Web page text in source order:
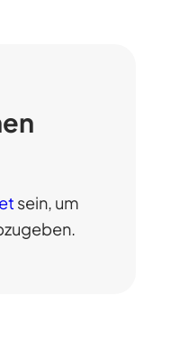
sein, um